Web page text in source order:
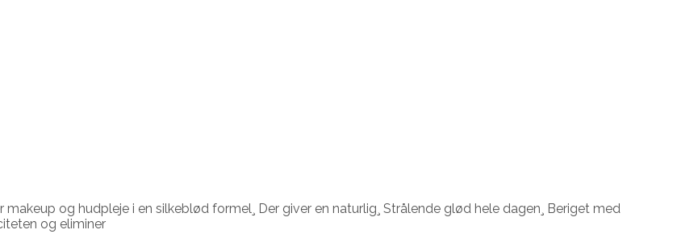
og hudpleje i en silkeblød formel¸ Der giver en naturlig¸ Strålende glød hele dagen¸ Beriget med
og eliminer